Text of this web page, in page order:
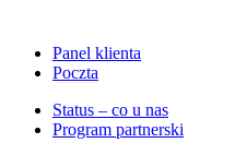
Panel klienta
Poczta
Status – co u nas
Program partnerski